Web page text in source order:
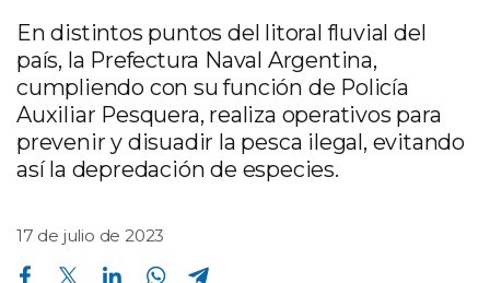
En distintos puntos del litoral fluvial del
país, la Prefectura Naval Argentina,
cumpliendo con su función de Policía
Auxiliar Pesquera, realiza operativos para
prevenir y disuadir la pesca ilegal, evitando
así la depredación de especies.
17 de julio de 2023
Compartir en Facebook Compartir en Twitter Compartir en Linkedin Compartir en Whatsapp